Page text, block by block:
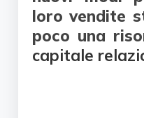
loro vendite
poco una
capitale